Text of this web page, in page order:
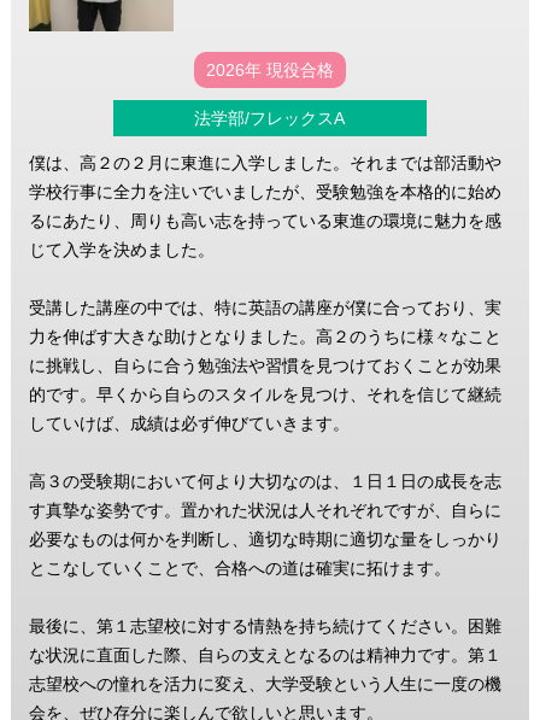
2026年 現役合格
法学部/フレックスA
僕は、高２の２月に東進に入学しました。それまでは部活動や
学校行事に全力を注いでいましたが、受験勉強を本格的に始め
るにあたり、周りも高い志を持っている東進の環境に魅力を感
じて入学を決めました。
受講した講座の中では、特に英語の講座が僕に合っており、実
力を伸ばす大きな助けとなりました。高２のうちに様々なこと
に挑戦し、自らに合う勉強法や習慣を見つけておくことが効果
的です。早くから自らのスタイルを見つけ、それを信じて継続
していけば、成績は必ず伸びていきます。
高３の受験期において何より大切なのは、１日１日の成長を志
す真摯な姿勢です。置かれた状況は人それぞれですが、自らに
必要なものは何かを判断し、適切な時期に適切な量をしっかり
とこなしていくことで、合格への道は確実に拓けます。
最後に、第１志望校に対する情熱を持ち続けてください。困難
な状況に直面した際、自らの支えとなるのは精神力です。第１
志望校への憧れを活力に変え、大学受験という人生に一度の機
会を、ぜひ存分に楽しんで欲しいと思います。